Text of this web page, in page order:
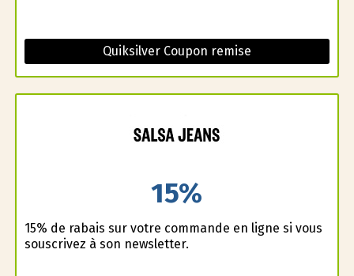
Quiksilver Coupon remise
15%
15% de rabais sur votre commande en ligne si vous
souscrivez à son newsletter.